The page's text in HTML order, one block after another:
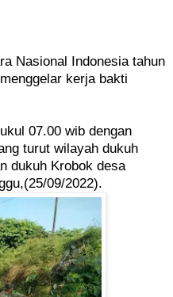
Nasional Indonesia tahun
kerja bakti
07.00 wib dengan
turut wilayah dukuh
dukuh Krobok desa
09/2022).